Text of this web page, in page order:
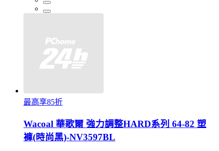
最高享85折
Wacoal 華歌爾 強力調整HARD系列 64-82 塑
褲(時尚黑)-NV3597BL